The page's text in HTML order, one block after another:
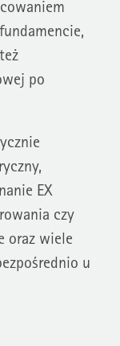
po
EX
czy
oraz wiele
u